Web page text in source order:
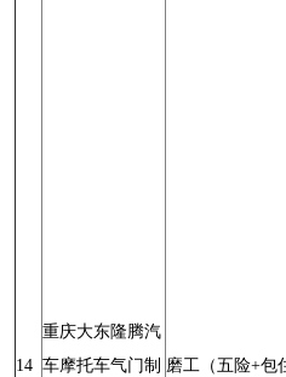
14
重庆大东隆腾汽
车摩托车气门制 磨工（五险+包